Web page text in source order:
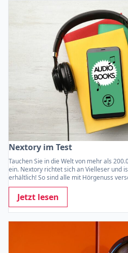
Nextory im Test
Tauchen Sie in die Welt von mehr als
ein. Nextory richtet sich an Vielleser und
erhältlich! So sind alle mit Hörgenuss
Jetzt lesen